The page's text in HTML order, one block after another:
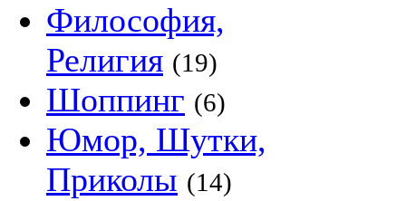
Философия,
Религия (19)
Шоппинг (6)
Юмор, Шутки,
Приколы (14)